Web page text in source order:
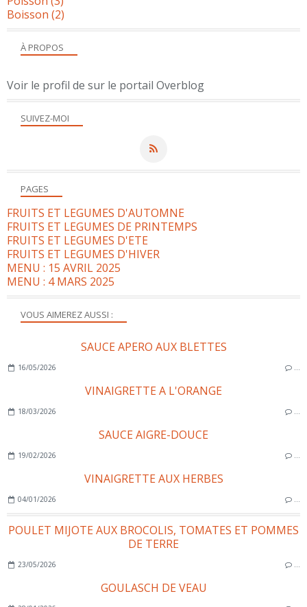
SUIVEZ-MOI
À PROPOS
Voir le profil de sur le portail Overblog
VOUS AIMEREZ AUSSI :
SAUCE APERO AUX BLETTES
16/05/2026
VINAIGRETTE A L'ORANGE
18/03/2026
SAUCE AIGRE-DOUCE
19/02/2026
VINAIGRETTE AUX HERBES
04/01/2026
POULET MIJOTE AUX BROCOLIS, TOMATES ET POMMES
DE TERRE
23/05/2026
GOULASCH DE VEAU
PAGES
FRUITS ET LEGUMES D'AUTOMNE
FRUITS ET LEGUMES DE PRINTEMPS
FRUITS ET LEGUMES D'ETE
FRUITS ET LEGUMES D'HIVER
MENU : 15 AVRIL 2025
MENU : 4 MARS 2025
Boisson (2)